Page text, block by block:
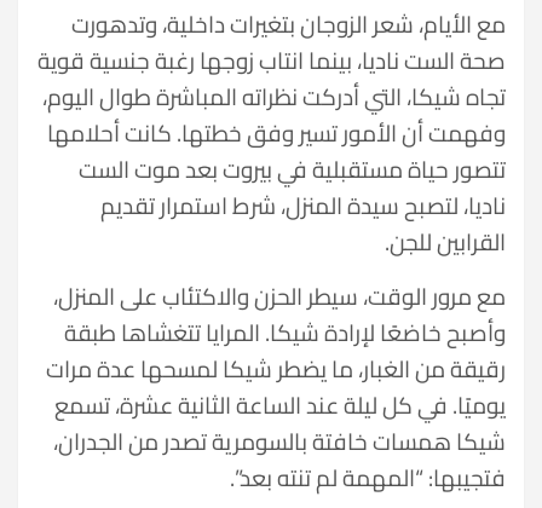
مع الأيام، شعر الزوجان بتغيرات داخلية، وتدهورت
صحة الست ناديا، بينما انتاب زوجها رغبة جنسية قوية
تجاه شيكا، التي أدركت نظراته المباشرة طوال اليوم،
وفهمت أن الأمور تسير وفق خطتها. كانت أحلامها
تتصور حياة مستقبلية في بيروت بعد موت الست
ناديا، لتصبح سيدة المنزل، شرط استمرار تقديم
القرابين للجن.
مع مرور الوقت، سيطر الحزن والاكتئاب على المنزل،
وأصبح خاضعًا لإرادة شيكا. المرايا تتغشاها طبقة
رقيقة من الغبار، ما يضطر شيكا لمسحها عدة مرات
يوميًا. في كل ليلة عند الساعة الثانية عشرة، تسمع
شيكا همسات خافتة بالسومرية تصدر من الجدران،
فتجيبها: “المهمة لم تنته بعد”.